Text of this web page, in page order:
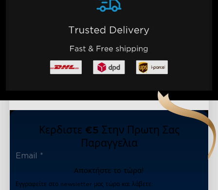
Κερδιστε €5 Στην Πρωτη Σας
Παραγγελια
Αποκτήστε το τώρα!
Εγγραφείτε στο newsletter μας τώρα και λάβετε: